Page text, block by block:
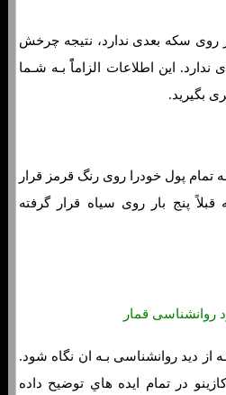
روی سکه بعدی ندارد، نتیجه چرخش
ندارد. این اطلاعات الزاماًً بـه شـما
بگیرید.
تمام پول خودرا روی رنگ قرمز قرار
قبلاً پنج بار روی سیاه قرار گرفته
دید روانشناسی بـه ان نگاه شود.
در تمام ایده هاي‌ توضیح داده